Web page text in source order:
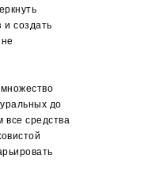
и создать
до
все средства